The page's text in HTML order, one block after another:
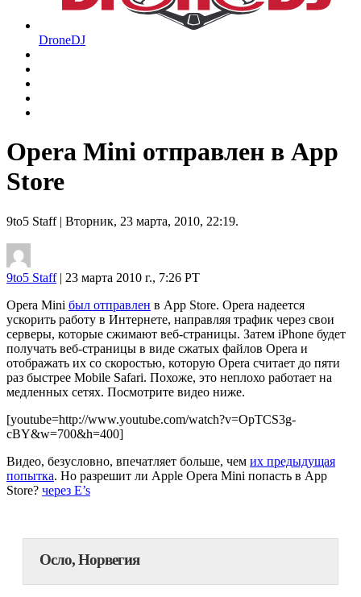
DroneDJ
Opera Mini отправлен в App
Store
9to5 Staff| Вторник, 23 марта, 2010, 22:19.
9to5 Staff| 23 марта 2010 г., 7:26 PT
Opera Mini был отправлен в App Store. Opera надеется
ускорить работу в Интернете, направляя трафик через свои
серверы, которые сжимают веб-страницы. Затем iPhone будет
получать веб-страницы в виде сжатых файлов Opera и
отображать их со скоростью, которую Opera считает до пяти
раз быстрее Mobile Safari. Похоже, это неплохо работает на
медленных сетях. Посмотрите видео ниже.
[youtube=http://www.youtube.com/watch?v=OpTCS3g-
cBY&w=700&h=400]
Видео, безусловно, впечатляет больше, чем их предыдущая
попытка. Но разрешит ли Apple Opera Mini попасть в App
Store? через E’s
Осло, Норвегия